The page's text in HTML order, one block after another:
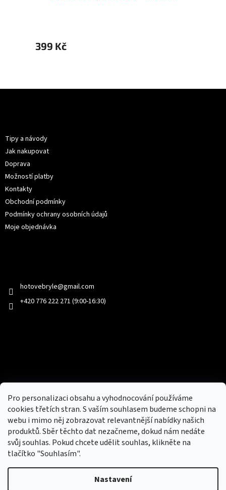
Pro personalizaci obsahu a vyhodnocování používáme
cookies třetích stran. S vaším souhlasem budeme schopni na
webu i mimo něj zobrazovat relevantnější nabídky našich
produktů. Sběr těchto dat nezačneme, dokud nám nedáte
svůj souhlas. Pokud chcete udělit souhlas, klikněte na
tlačítko "Souhlasím".
Nastavení
399 Kč
Tipy a návody
Jak nakupovat
Doprava
Možností platby
Kontakty
Obchodní podmínky
Podmínky ochrany osobních údajů
Moje objednávka
hotovebryle@gmail.com
+420 776 222 271 (9:00-16:30)
Nový obchod s batohy, cestovními zavazadly, tašky a peněženky